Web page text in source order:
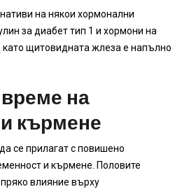
на някои хормонални
за диабет тип 1 и хормони на
щитовидната жлеза е напълно
на
кърмене
се прилагат с повишено
и кърмене. Половите
влияние върху